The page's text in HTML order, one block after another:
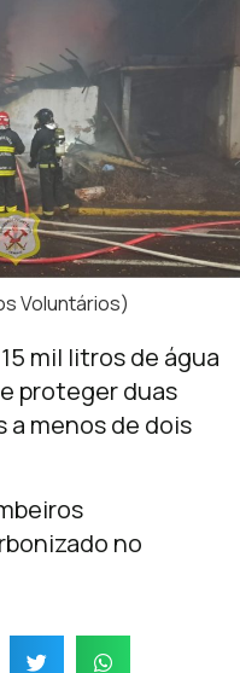
Voluntários)
mil litros de água
proteger duas
a menos de dois
no